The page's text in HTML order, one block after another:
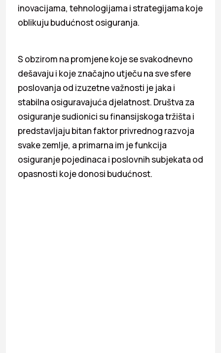
inovacijama, tehnologijama i strategijama koje
oblikuju budućnost osiguranja.
S obzirom na promjene koje se svakodnevno
dešavaju i koje značajno utječu na sve sfere
poslovanja od izuzetne važnosti je jaka i
stabilna osiguravajuća djelatnost. Društva za
osiguranje sudionici su finansijskoga tržišta i
predstavljaju bitan faktor privrednog razvoja
svake zemlje, a primarna im je funkcija
osiguranje pojedinaca i poslovnih subjekata od
opasnosti koje donosi budućnost.